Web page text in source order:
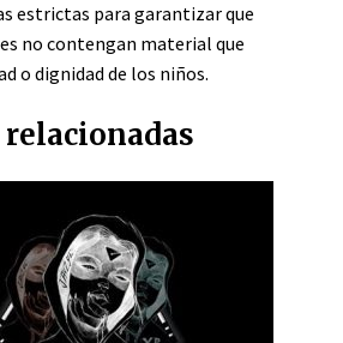
estrictas para garantizar que
no contengan material que
o dignidad de los niños.